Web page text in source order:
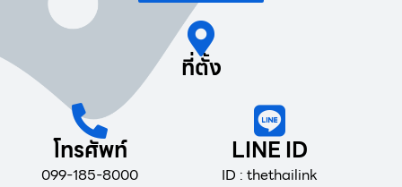
ที่ตั้ง
โทรศัพท์
099-185-8000
LINE ID
ID : thethailink